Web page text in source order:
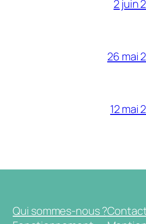
2 juin
26 mai
12 mai
Qui sommes-nous ?